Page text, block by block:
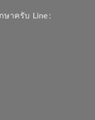
ษาครับ ​Line :